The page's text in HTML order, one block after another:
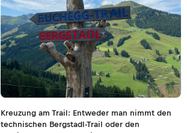
Kreuzung am Trail: Entweder man nimmt den
technischen Bergstadl-Trail oder den